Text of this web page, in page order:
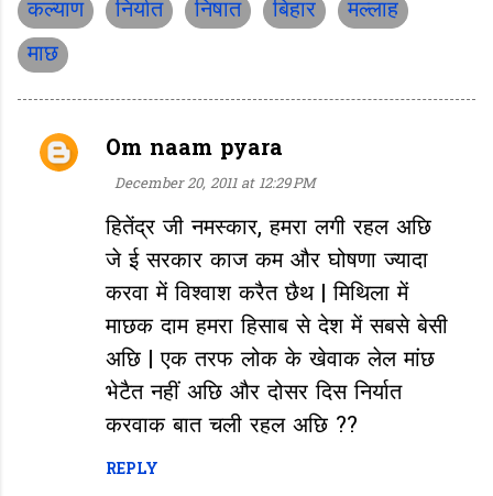
कल्याण निर्यात निषात बिहार
मल्लाह
माछ
C
Om naam pyara
December 20, 2011 at 12:29 PM
हितेंद्र जी नमस्कार, हमरा लगी रहल अछि
जे ई सरकार काज कम और घोषणा ज्यादा
करवा में विश्वाश करैत छैथ | मिथिला में
माछक दाम हमरा हिसाब से देश में सबसे बेसी
अछि | एक तरफ लोक के खेवाक लेल मांछ
भेटैत नहीं अछि और दोसर दिस निर्यात
करवाक बात चली रहल अछि ??
REPLY